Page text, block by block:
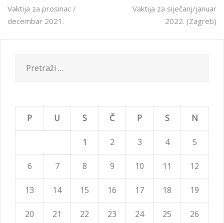
Navigacija
objava
Vaktija za prosinac /
decembar 2021.
Vaktija za siječanj/januar
2022. (Zagreb)
P U S Č P S N
1 2 3 4 5
6 7 8 9 10 11 12
13 14 15 16 17 18 19
20 21 22 23 24 25 26